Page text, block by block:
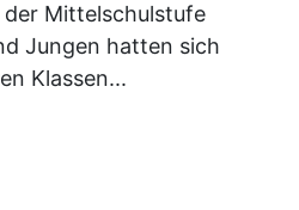
Mittelschulstufe
Jungen hatten sich
Klassen...